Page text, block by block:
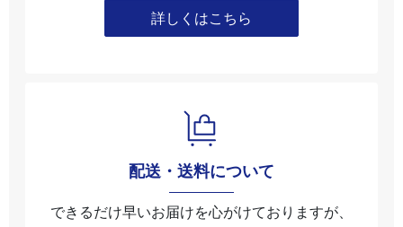
詳しくはこちら
配送・送料について
できるだけ早いお届けを心がけておりますが、